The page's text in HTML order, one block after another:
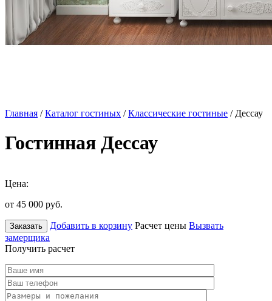
Главная /Каталог гостиных /Классические гостиные / Дессау
Гостинная Дессау
Цена:
от 45 000 руб.
Заказать Добавить в корзину Расчет цены Вызвать
замерщика
Получить расчет